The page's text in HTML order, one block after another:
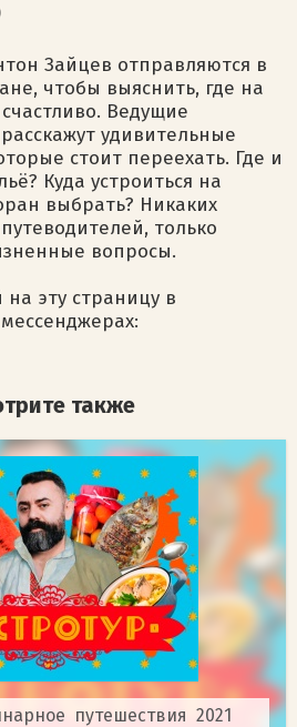
Зайцев отправляются в
чтобы выяснить, где на
Ведущие
удивительные
стоит переехать. Где и
Куда устроиться на
выбрать? Никаких
только
вопросы.
на эту страницу в
также
путешествия 2021